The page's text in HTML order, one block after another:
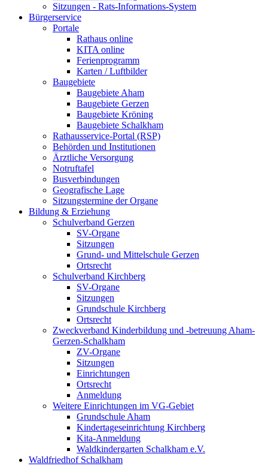
Sitzungen - Rats-Informations-System
Bürgerservice
Portale
Rathaus online
KITA online
Ferienprogramm
Karten / Luftbilder
Baugebiete
Baugebiete Aham
Baugebiete Gerzen
Baugebiete Kröning
Baugebiete Schalkham
Rathausservice-Portal (RSP)
Behörden und Institutionen
Ärztliche Versorgung
Notruftafel
Busverbindungen
Geografische Lage
Sitzungstermine der Organe
Bildung & Erziehung
Schulverband Gerzen
SV-Organe
Sitzungen
Grund- und Mittelschule Gerzen
Ortsrecht
Schulverband Kirchberg
SV-Organe
Sitzungen
Grundschule Kirchberg
Ortsrecht
Zweckverband Kinderbildung und -betreuung Aham-
Gerzen-Schalkham
ZV-Organe
Sitzungen
Einrichtungen
Ortsrecht
Anmeldung
Weitere Einrichtungen im VG-Gebiet
Grundschule Aham
Kindertageseinrichtung Kirchberg
Kita-Anmeldung
Waldkindergarten Schalkham e.V.
Waldfriedhof Schalkham